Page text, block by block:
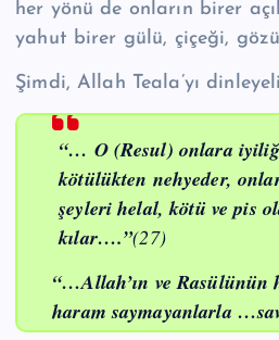
her yönü de onların birer
yahut birer gülü, çiçeği,
Şimdi, Allah Teala’yı
“… O (Resul) onlara
kötülükten nehyeder,
şeyleri helal, kötü ve pis
kılar….”(27)
“…Allah’ın ve Rasülünün
haram saymayanlarla